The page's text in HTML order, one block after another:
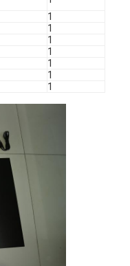
1
1
1
1
1
1
1